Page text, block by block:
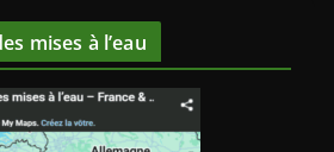
mises à l’eau